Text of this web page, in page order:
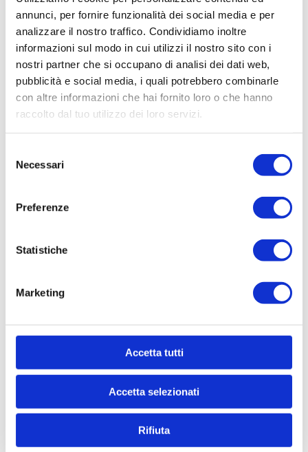
annunci, per fornire funzionalità dei social media e per
analizzare il nostro traffico. Condividiamo inoltre
informazioni sul modo in cui utilizzi il nostro sito con i
nostri partner che si occupano di analisi dei dati web,
pubblicità e social media, i quali potrebbero combinarle
con altre informazioni che hai fornito loro o che hanno
raccolto dal tuo utilizzo dei loro servizi.
delNecessari
Preferenze
Statistiche
Marketing
Accetta tutti
Accetta selezionati
Rifiuta
Politique de confidentialité